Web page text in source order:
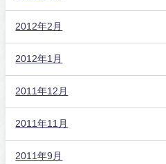
2012年2月
2012年1月
2011年12月
2011年11月
2011年9月